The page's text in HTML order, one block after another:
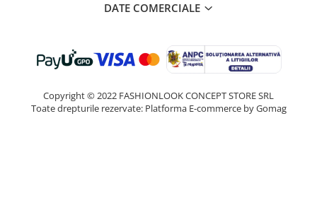
DATE COMERCIALE
Copyright © 2022 FASHIONLOOK CONCEPT STORE SRL
Toate drepturile rezervate: Platforma E-commerce by Gomag